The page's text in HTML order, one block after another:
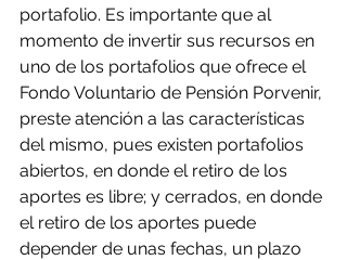
portafolio. Es importante que al
momento de invertir sus recursos en
uno de los portafolios que ofrece el
Fondo Voluntario de Pensión Porvenir,
preste atención a las características
del mismo, pues existen portafolios
abiertos, en donde el retiro de los
aportes es libre; y cerrados, en donde
el retiro de los aportes puede
depender de unas fechas, un plazo